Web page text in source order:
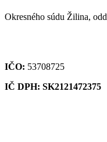
Okresného súdu Žilina,
IČO: 53708725
IČ DPH: SK2121472375